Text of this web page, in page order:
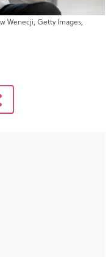
Wenecji, Getty Images,